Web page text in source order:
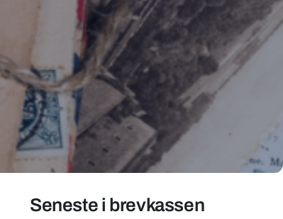
Seneste i brevkassen